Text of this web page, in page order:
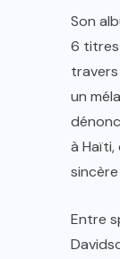
Son
6
un
à
Entre